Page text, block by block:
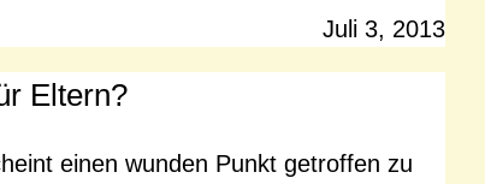
Juli 3, 2013
Eltern?
einen wunden Punkt getroffen zu